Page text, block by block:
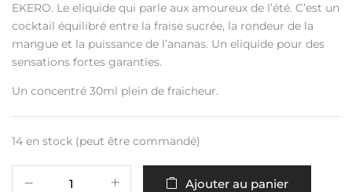
EKERO. Le eliquide qui parle aux amoureux de l’été. C’est un
cocktail équilibré entre la fraise sucrée, la rondeur de la
mangue et la puissance de l’ananas. Un eliquide pour des
sensations fortes garanties.
Un concentré 30ml plein de fraicheur.
14 en stock (peut être commandé)
Ajouter au panier